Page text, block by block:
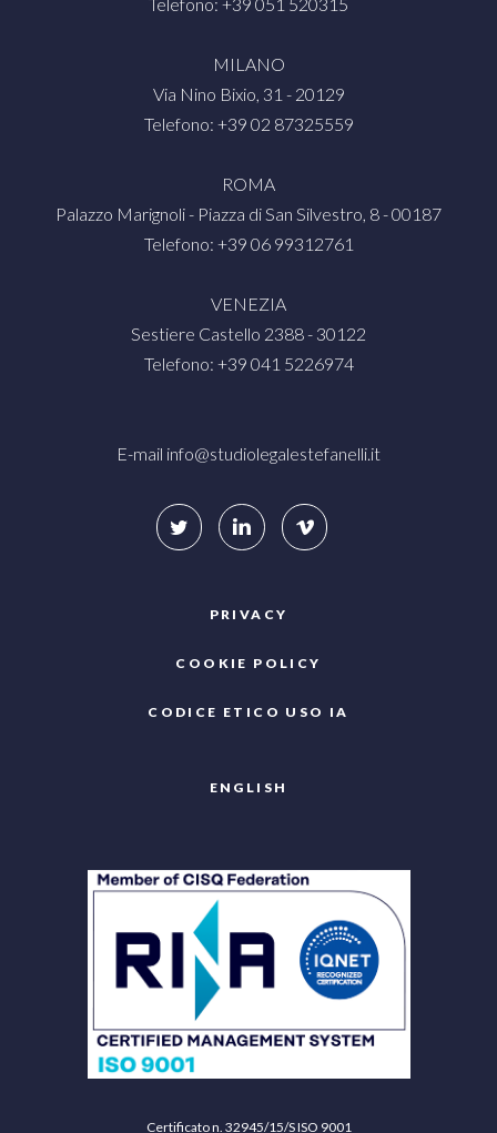
MILANO
Via Nino Bixio, 31 - 20129
Telefono: +39 02 87325559
ROMA
Palazzo Marignoli - Piazza di San Silvestro, 8 - 00187
Telefono: +39 06 99312761
VENEZIA
Sestiere Castello 2388 - 30122
Telefono: +39 041 5226974
E-mail info@studiolegalestefanelli.it
PRIVACY
COOKIE POLICY
CODICE ETICO USO IA
ENGLISH
Certificato n. 32945/15/S ISO 9001